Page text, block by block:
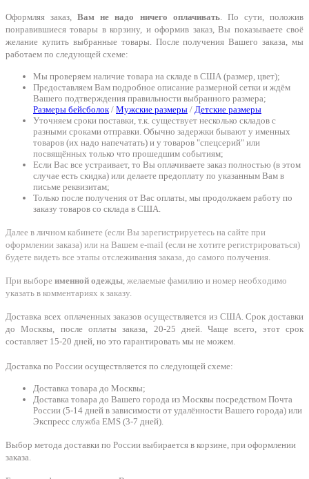
Оформляя заказ,Вам не надо ничего оплачивать. По сути, положив
понравившиеся товары в корзину, и оформив заказ, Вы показываете своё
желание купить выбранные товары. После получения Вашего заказа, мы
работаем по следующей схеме:
Мы проверяем наличие товара на складе в США (размер, цвет);
Предоставляем Вам подробное описание размерной сетки и ждём
Вашего подтверждения правильности выбранного размера;
Размеры бейсболок/ Мужские размеры / Детские размеры
Уточняем сроки поставки, т.к. существует несколько складов с
разными сроками отправки. Обычно задержки бывают у именных
товаров (их надо напечатать) и у товаров "спецсерий" или
посвящённых только что прошедшим событиям;
Если Вас все устраивает, то Вы оплачиваете заказ полностью (в этом
случае есть скидка) или делаете предоплату по указанным Вам в
письме реквизитам;
Только после получения от Вас оплаты, мы продолжаем работу по
заказу товаров со склада в США.
Далее в личном кабинете (если Вы зарегистрируетесь на сайте при
оформлении заказа) или на Вашем e-mail (если не хотите регистрироваться)
будете видеть все этапы отслеживания заказа, до самого получения.
При выборе именной одежды, желаемые фамилию и номер необходимо
указать в комментариях к заказу.
Доставка всех оплаченных заказов осуществляется из США. Срок доставки
до Москвы, после оплаты заказа, 20-25 дней. Чаще всего, этот срок
составляет 15-20 дней, но это гарантировать мы не можем.
Доставка по России осуществляется по следующей схеме:
Доставка товара до Москвы;
Доставка товара до Вашего города из Москвы посредством Почта
России (5-14 дней в зависимости от удалённости Вашего города) или
Экспресс служба EMS (3-7 дней).
Выбор метода доставки по России выбирается в корзине, при оформлении
заказа.